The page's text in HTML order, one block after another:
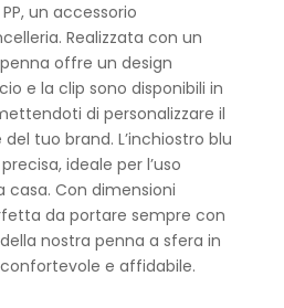
un accessorio
Realizzata con un
offre un design
e la clip sono disponibili in
di personalizzare il
tuo brand. L’inchiostro blu
ideale per l’uso
casa. Con dimensioni
da portare sempre con
nostra penna a sfera in
confortevole e affidabile.